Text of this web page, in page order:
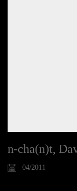
n-cha(n)t,
04/2011